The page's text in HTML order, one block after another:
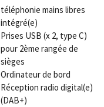
téléphonie mains libres
intégré(e)
Prises USB (x 2, type C)
pour 2ème rangée de
sièges
Ordinateur de bord
Réception radio digital(e)
(DAB+)